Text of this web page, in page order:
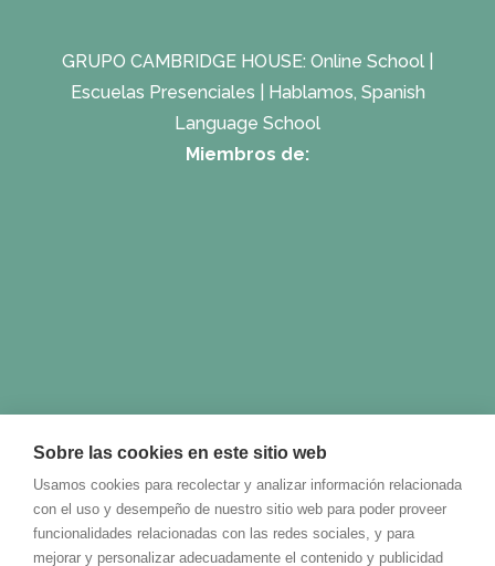
GRUPO CAMBRIDGE HOUSE: Online School
Escuelas Presenciales
Hablamos, Spanish
Language School
Miembros de:
Sobre las cookies en este sitio web
Usamos cookies para recolectar y analizar información relacionada
con el uso y desempeño de nuestro sitio web para poder proveer
funcionalidades relacionadas con las redes sociales, y para
mejorar y personalizar adecuadamente el contenido y publicidad